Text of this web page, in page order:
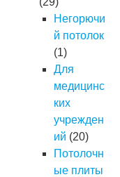
Негорючи
й потолок
(1)
Для
медицинс
ких
учрежден
ий (20)
Потолочн
ые плиты